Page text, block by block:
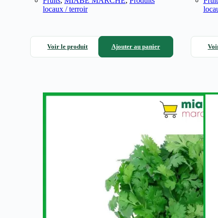
locaux / terroir
Voir le produit Ajouter au panier